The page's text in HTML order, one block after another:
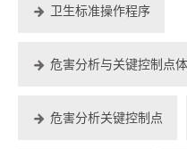
卫生标准操作程序
危害分析与关键控制点
危害分析关键控制点